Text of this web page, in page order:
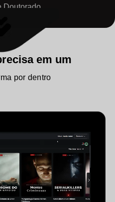
Doutorado
em um
por dentro